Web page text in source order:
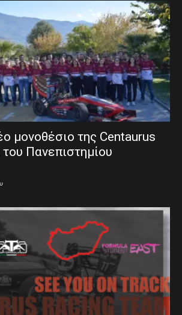
μονοθέσιο της Centaurus
Πανεπιστημίου